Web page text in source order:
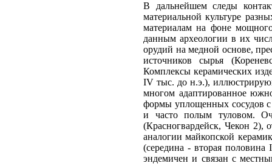
В дальнейшем следы
материальной культуре
материалам на фоне
данным археологии в их
орудий на медной основе,
источников сырья
Комплексы керамических
IV тыс. до н.э.),
многом адаптированное
формы уплощенных сосудов
и часто полым туловом.
(Красногвардейск, Чекон 2),
аналогии майкопской
(середина - вторая
эндемичен и связан с